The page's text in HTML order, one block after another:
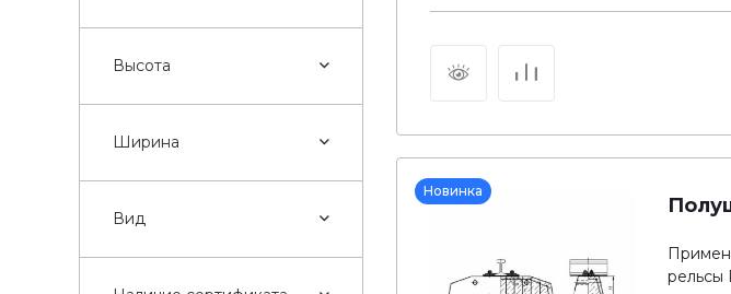
Высота
Ширина
Вид
Новинка
рельсы